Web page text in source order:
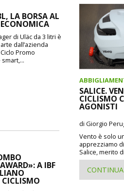
LA BORSA AL
di Uläc da 3 litri è
dall’azienda
Promo
A IBF
SALICE.
CICLISMO
AGONISTI
di Giorgio
Vento è solo
apprezziamo
Salice, merito
CONTINUA